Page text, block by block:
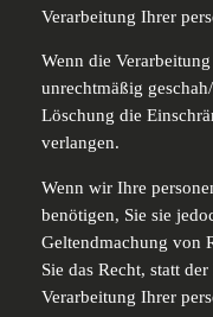
Verarbeitung Ihrer
Wenn die
unrechtmäßig
Löschung die
verlangen.
Wenn wir Ihre
benötigen, Sie sie
Geltendmachung von
Sie das Recht, statt
Verarbeitung Ihrer